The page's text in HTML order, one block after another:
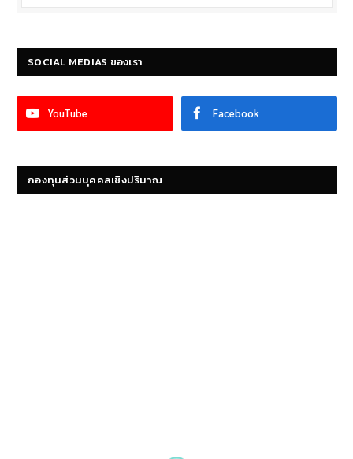
SOCIAL MEDIAS ของเรา
YouTube Facebook
กองทุนส่วนบุคคลเชิงปริมาณ